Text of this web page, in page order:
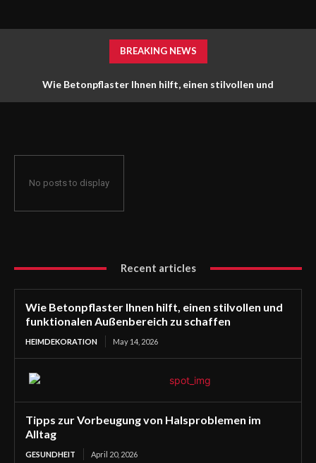
BREAKING NEWS
Wie Betonpflaster Ihnen hilft, einen stilvollen und
No posts to display
Recent articles
Wie Betonpflaster Ihnen hilft, einen stilvollen und
funktionalen Außenbereich zu schaffen
HEIMDEKORATION May 14, 2026
Tipps zur Vorbeugung von Halsproblemen im
Alltag
GESUNDHEIT April 20, 2026